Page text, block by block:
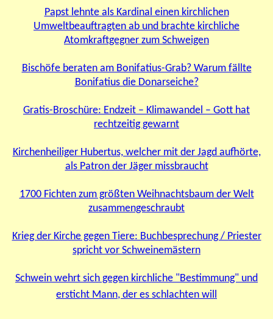
Papst lehnte als Kardinal einen kirchlichen
Umweltbeauftragten ab und brachte kirchliche
Atomkraftgegner zum Schweigen
Bischöfe beraten am Bonifatius-Grab? Warum fällte
Bonifatius die Donarseiche?
Gratis-Broschüre: Endzeit – Klimawandel – Gott hat
rechtzeitig gewarnt
Kirchenheiliger Hubertus, welcher mit der Jagd aufhörte,
als Patron der Jäger missbraucht
1700 Fichten zum größten Weihnachtsbaum der Welt
zusammengeschraubt
Krieg der Kirche gegen Tiere: Buchbesprechung / Priester
spricht vor Schweinemästern
Schwein wehrt sich gegen kirchliche "Bestimmung" und
ersticht Mann, der es schlachten will